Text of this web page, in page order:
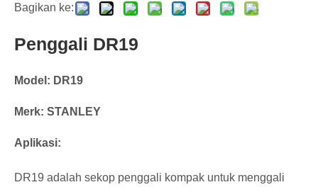
Bagikan ke:
Penggali DR19
Model: DR19
Merk: STANLEY
Aplikasi:
DR19 adalah sekop penggali kompak untuk menggali